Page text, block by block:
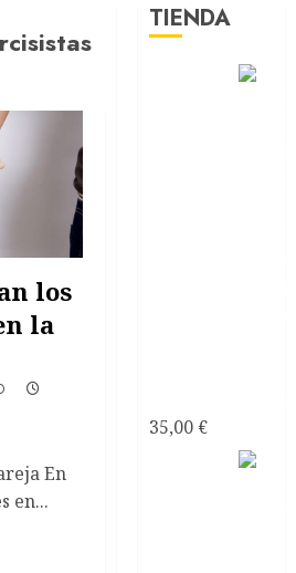
los
la
En
en...
TIENDA
35,00 €